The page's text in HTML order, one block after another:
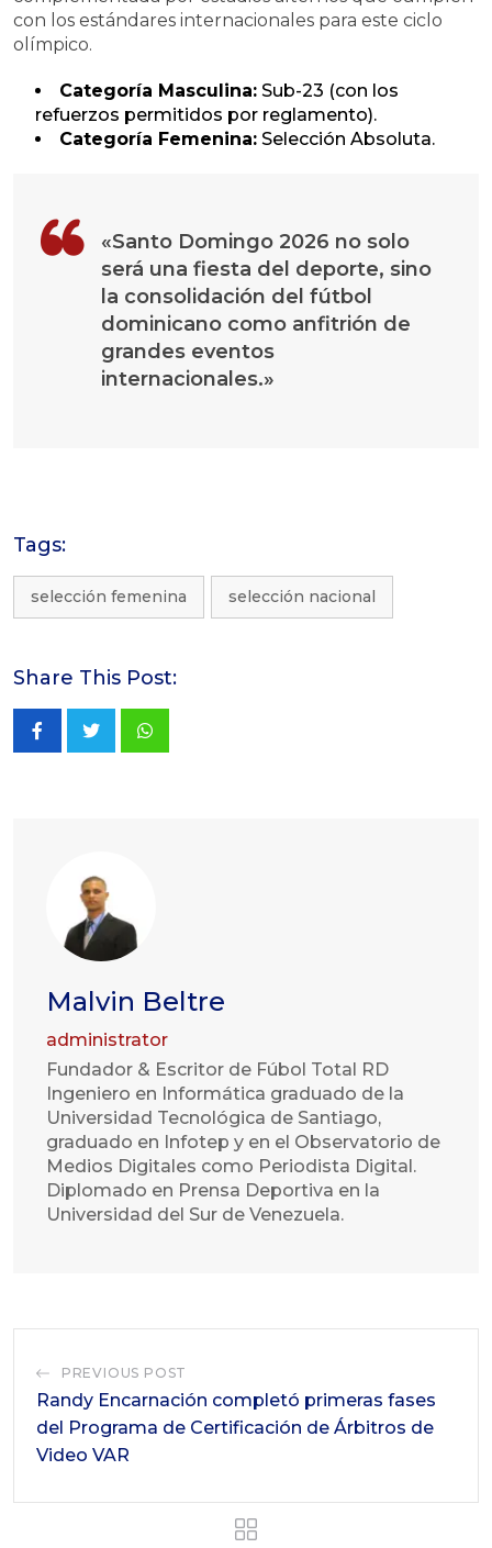
con los estándares internacionales para este ciclo
olímpico.
Categoría Masculina: Sub-23 (con los
refuerzos permitidos por reglamento).
Categoría Femenina: Selección Absoluta.
«Santo Domingo 2026 no solo
será una fiesta del deporte, sino
la consolidación del fútbol
dominicano como anfitrión de
grandes eventos
internacionales.»
Tags:
selección femenina selección nacional
Share This Post:
Whatsapp
Malvin Beltre
administrator
Fundador & Escritor de Fúbol Total RD
Ingeniero en Informática graduado de la
Universidad Tecnológica de Santiago,
graduado en Infotep y en el Observatorio de
Medios Digitales como Periodista Digital.
Diplomado en Prensa Deportiva en la
Universidad del Sur de Venezuela.
PREVIOUS POST
Randy Encarnación completó primeras fases
del Programa de Certificación de Árbitros de
Video VAR